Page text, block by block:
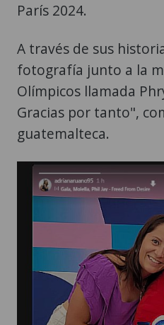
París 2024.
A través de sus
fotografía junto a la
Olímpicos llamada
Gracias por tanto",
guatemalteca.